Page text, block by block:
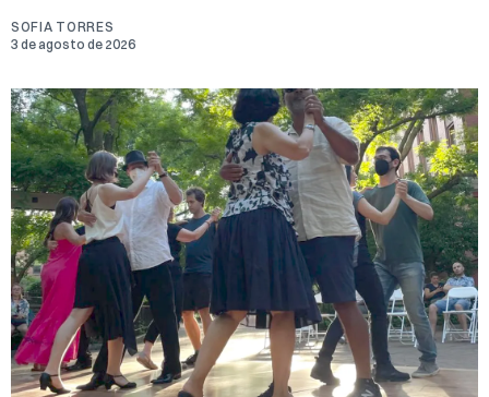
SOFIA TORRES
3 de agosto de 2026